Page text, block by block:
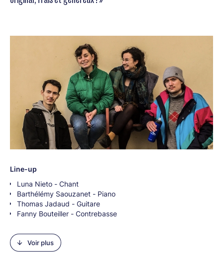
Line-up
Luna Nieto - Chant
Barthélémy Saouzanet - Piano
Thomas Jadaud - Guitare
Fanny Bouteiller - Contrebasse
Voir plus